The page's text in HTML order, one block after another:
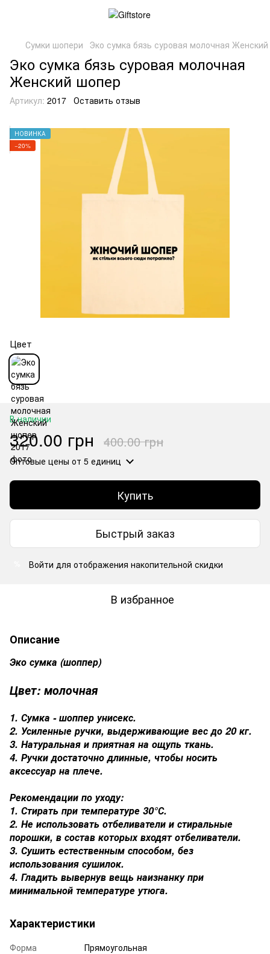
Сумки шопери Эко сумка бязь суровая молочная
Эко сумка бязь суровая молочная
Женский шопер
Артикул: 2017 Оставить отзыв
НОВИНКА
−20%
Цвет
В наличии
320.00 грн 400.00 грн
Оптовые цены от 5 единиц
Купить
Быстрый заказ
Войти для отображения накопительной скидки
В избранное
Описание
Эко сумка (шоппер)
Цвет: молочная
1. Сумка - шоппер унисекс.
2. Усиленные ручки, выдерживающие вес до 20 кг.
3. Натуральная и приятная на ощупь ткань.
4. Ручки достаточно длинные, чтобы носить
аксессуар на плече.
Рекомендации по уходу:
1. Стирать при температуре 30°С.
2. Не использовать отбеливатели и стиральные
порошки, в состав которых входят отбеливатели.
3. Сушить естественным способом, без
использования сушилок.
4. Гладить вывернув вещь наизнанку при
минимальной температуре утюга.
Характеристики
Форма
Прямоугольная